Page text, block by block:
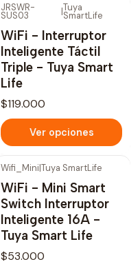
JRSWR-
SUS03 |Tuya
SmartLife
WiFi - Interruptor
Inteligente Táctil
Triple - Tuya Smart
Life
$119.000
Ver opciones
Wifi_Mini|Tuya SmartLife
WiFi - Mini Smart
Switch Interruptor
Inteligente 16A -
Tuya Smart Life
$53.000